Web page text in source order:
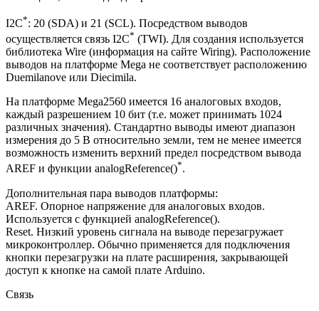
I2C*: 20 (SDA) и 21 (SCL). Посредством выводов
осуществляется связь I2C* (TWI). Для создания используется
библиотека Wire (информация на сайте Wiring). Расположение
выводов на платформе Mega не соответствует расположению
Duemilanove или Diecimila.
На платформе Mega2560 имеется 16 аналоговых входов,
каждый разрешением 10 бит (т.е. может принимать 1024
различных значения). Стандартно выводы имеют диапазон
измерения до 5 В относительно земли, тем не менее имеется
возможность изменить верхний предел посредством вывода
AREF и функции analogReference()*.
Дополнительная пара выводов платформы:
AREF. Опорное напряжение для аналоговых входов.
Используется с функцией analogReference().
Reset. Низкий уровень сигнала на выводе перезагружает
микроконтроллер. Обычно применяется для подключения
кнопки перезагрузки на плате расширения, закрывающей
доступ к кнопке на самой плате Arduino.
Связь